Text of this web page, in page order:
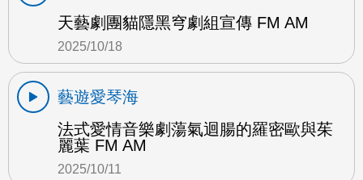
天藝劇團貓隱黑穹劇組宣傳 FM AM
2025/10/18
藝遊愛琴海
法式愛情音樂劇蕩氣迴腸的羅密歐與茱
麗葉 FM AM
2025/10/11